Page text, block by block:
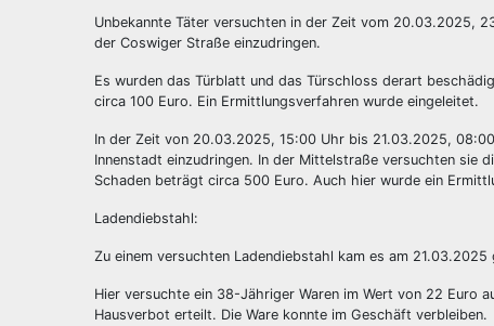
Unbekannte Täter versuchten in der Zeit vom 20.03.2025,
der Coswiger Straße einzudringen.
Es wurden das Türblatt und das Türschloss derart
circa 100 Euro. Ein Ermittlungsverfahren wurde eingeleitet.
In der Zeit von 20.03.2025, 15:00 Uhr bis 21.03.2025,
Innenstadt einzudringen. In der Mittelstraße versuchten sie
Schaden beträgt circa 500 Euro. Auch hier wurde ein
Ladendiebstahl:
Zu einem versuchten Ladendiebstahl kam es am
Hier versuchte ein 38-Jähriger Waren im Wert von 22 Euro
Hausverbot erteilt. Die Ware konnte im Geschäft verbleiben.